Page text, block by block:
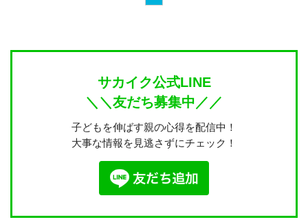
サカイク公式LINE
＼＼友だち募集中／／
子どもを伸ばす親の心得を配信中！
大事な情報を見逃さずにチェック！